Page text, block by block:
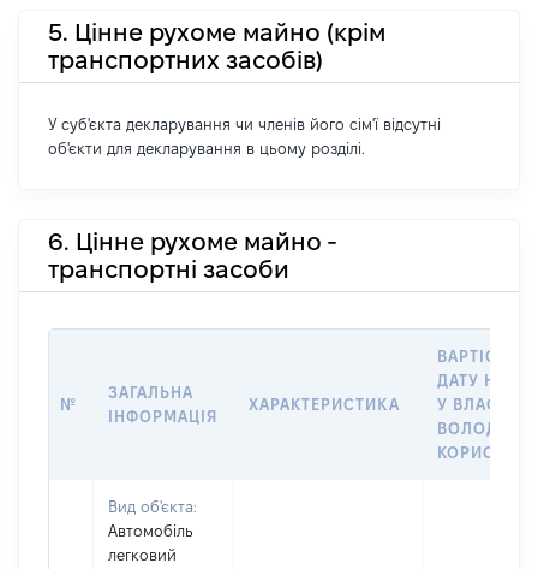
5. Цінне рухоме майно (крім
транспортних засобів)
У суб'єкта декларування чи членів його сім'ї відсутні
об'єкти для декларування в цьому розділі.
6. Цінне рухоме майно -
транспортні засоби
№
ЗАГАЛЬНА
ІНФОРМАЦІЯ
ХАРАКТЕРИСТИКА
ВАРТІСТЬ
ДАТУ
У
Вид об'єкта:
Автомобіль
легковий